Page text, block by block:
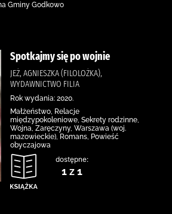
Gminy Godkowo
Spotkajmy się po wojnie
JEŻ, AGNIESZKA (FILOLOŻKA),
WYDAWNICTWO FILIA
Rok wydania: 2020.
Małżeństwo, Relacje
międzypokoleniowe, Sekrety rodzinne,
Wojna, Zaręczyny, Warszawa (woj.
mazowieckie), Romans, Powieść
obyczajowa
dostępne:
1 z 1